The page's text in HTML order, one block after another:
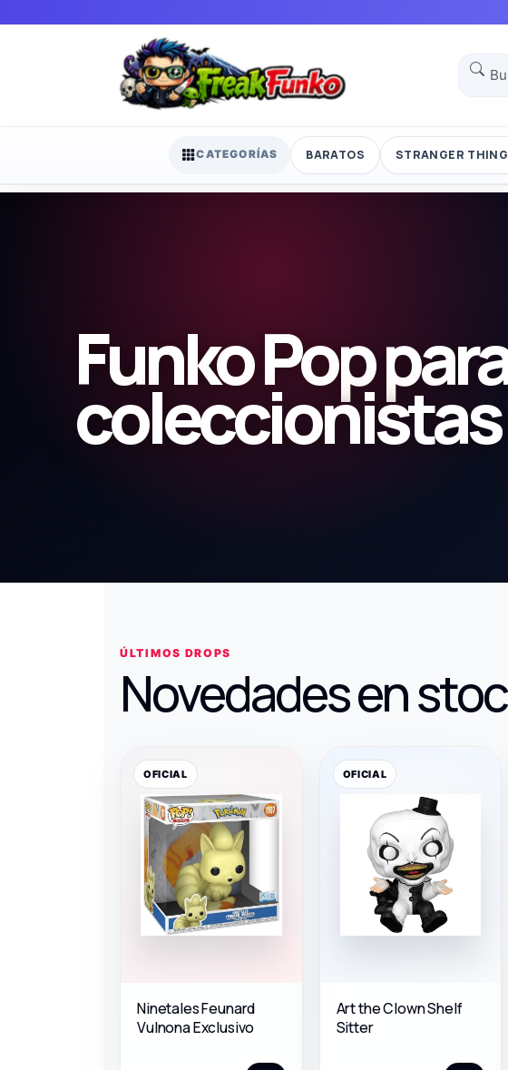
CATEGORÍAS BARATOS STRANGER
Funko Pop
coleccionistas
ÚLTIMOS DROPS
Novedades en
OFICIAL
Ninetales Feunard
Vulnona Exclusivo
OFICIAL
Art the Clown Shelf
Sitter